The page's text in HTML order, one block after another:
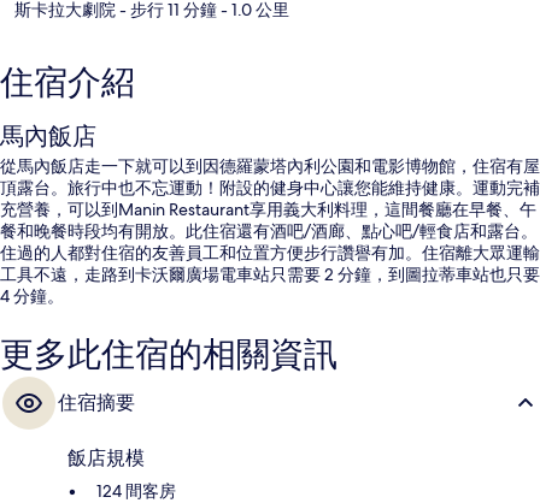
斯卡拉大劇院- 步行 11 分鐘- 1.0 公里
住宿介紹
馬內飯店
從馬內飯店走一下就可以到因德羅蒙塔內利公園和電影博物館，住宿有屋
頂露台。旅行中也不忘運動！附設的健身中心讓您能維持健康。運動完補
充營養，可以到Manin Restaurant享用義大利料理，這間餐廳在早餐、午
餐和晚餐時段均有開放。此住宿還有酒吧/酒廊、點心吧/輕食店和露台。
住過的人都對住宿的友善員工和位置方便步行讚譽有加。住宿離大眾運輸
工具不遠，走路到卡沃爾廣場電車站只需要 2 分鐘，到圖拉蒂車站也只要
4 分鐘。
更多此住宿的相關資訊
住宿摘要
飯店規模
124 間客房